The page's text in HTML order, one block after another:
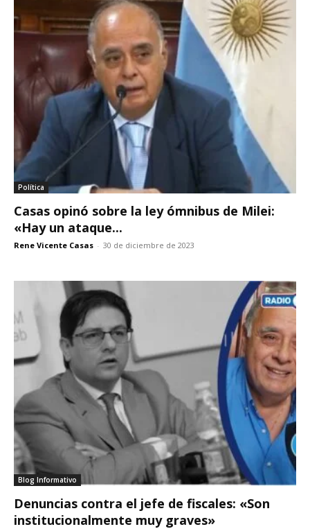
Política
Casas opinó sobre la ley ómnibus de Milei:
«Hay un ataque...
Rene Vicente Casas - 30 de diciembre de 2023
Blog Informativo
Denuncias contra el jefe de fiscales: «Son
institucionalmente muy graves»